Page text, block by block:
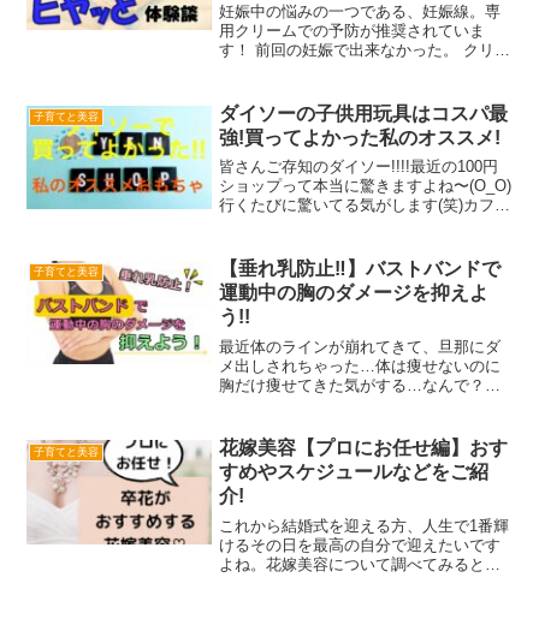
妊娠中の悩みの一つである、妊娠線。専
用クリームでの予防が推奨されていま
す！ 前回の妊娠で出来なかった。 クリー
たい。これらの理由で『妊娠線クリー
ム」』は本当に意味があ...
子育てと美容
ダイソーの子供用玩具はコスパ最
強!買ってよかった私のオススメ!
皆さんご存知のダイソー!!!!最近の100円
ショップって本当に驚きますよね〜(O_O)
行くたびに驚いてる気がします(笑)カフェ
愛いふわふわクッションもあっ...
子育てと美容
【垂れ乳防止‼】バストバンドで
運動中の胸のダメージを抑えよ
う!!
最近体のラインが崩れてきて、旦那にダ
メ出しされちゃった…体は痩せないのに
胸だけ痩せてきた気がする…なんで？？
で少しずつ胸の形が崩れはじめてくる
と、「これ以上ダイエットで...
子育てと美容
花嫁美容【プロにお任せ編】おす
すめやスケジュールなどをご紹
介!
これから結婚式を迎える方、人生で1番輝
けるその日を最高の自分で迎えたいです
よね。花嫁美容について調べてみると、